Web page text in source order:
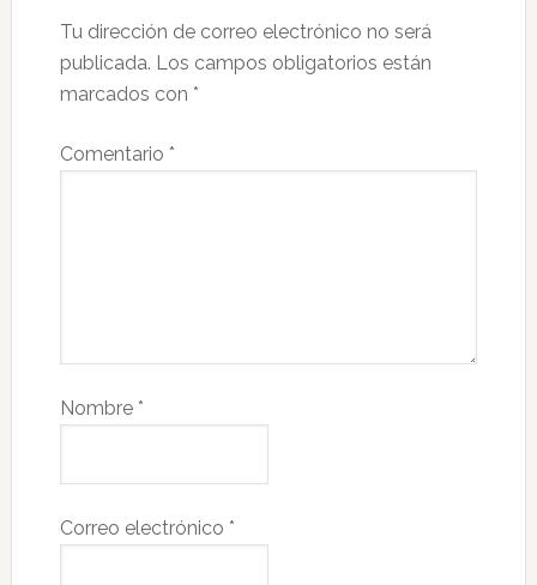
Tu dirección de correo electrónico no será
publicada. Los campos obligatorios están
marcados con *
Comentario *
Nombre *
Correo electrónico *